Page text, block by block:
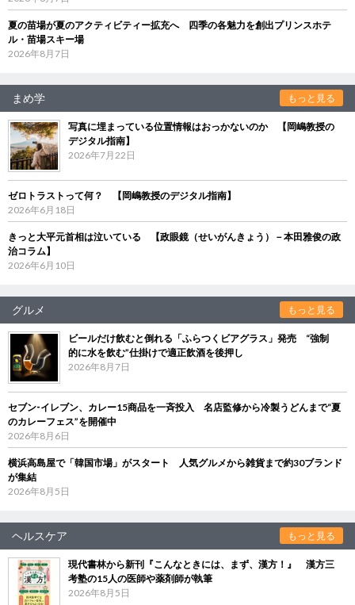
夏の苗場が夏のアクティビティー拡充へ 四季の各魅力を創出プリンスホテ
ル・苗場スキー場
2026年8月7日
まめ学 もっと見る
写真に埋まっている位置情報はおっかないのか 【岡嶋教授の
デジタル指南】
2026年7月22日
ゼロトラストって何？ 【岡嶋教授のデジタル指南】
2026年6月18日
きっと大平元首相は泣いている 【政眼鏡（せいがんきょう）－本田雅俊の政
治コラム】
2026年6月10日
グルメ もっと見る
ビールだけ飲むと倒れる「ふらつくビアグラス」発売 “強制
的に水を飲む”仕掛けで適正飲酒を後押し
2026年8月7日
セブン‐イレブン、カレー15商品を一斉投入 名店監修から冷製うどんまで“夏
のカレーフェス”を開催中
2026年8月6日
横浜高島屋で「韓国市場」がスタート 人気グルメから雑貨まで約30ブランド
が集結
2026年8月5日
ヘルスケア もっと見る
現代書林から新刊『こんなときには、まず、漢方！』 漢方三
考塾の15人の医師や薬剤師が執筆
2026年8月5日